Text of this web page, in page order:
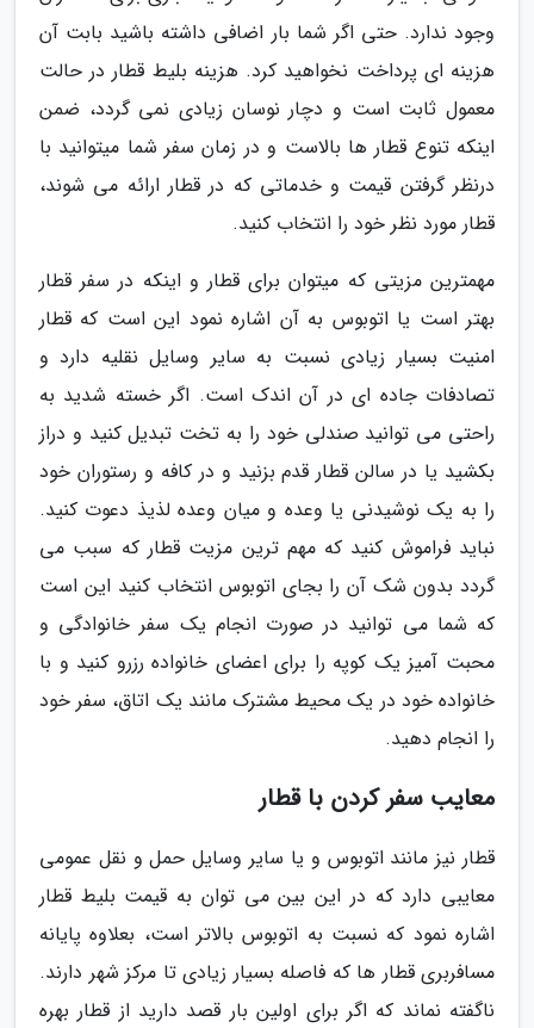
وجود ندارد. حتی اگر شما بار اضافی داشته باشید بابت آن
هزینه ای پرداخت نخواهید کرد. هزینه بلیط قطار در حالت
معمول ثابت است و دچار نوسان زیادی نمی گردد، ضمن
اینکه تنوع قطار ها بالاست و در زمان سفر شما میتوانید با
درنظر گرفتن قیمت و خدماتی که در قطار ارائه می شوند،
قطار مورد نظر خود را انتخاب کنید.
مهمترین مزیتی که میتوان برای قطار و اینکه در سفر قطار
بهتر است یا اتوبوس به آن اشاره نمود این است که قطار
امنیت بسیار زیادی نسبت به سایر وسایل نقلیه دارد و
تصادفات جاده ای در آن اندک است. اگر خسته شدید به
راحتی می توانید صندلی خود را به تخت تبدیل کنید و دراز
بکشید یا در سالن قطار قدم بزنید و در کافه و رستوران خود
را به یک نوشیدنی یا وعده و میان وعده لذیذ دعوت کنید.
نباید فراموش کنید که مهم ترین مزیت قطار که سبب می
گردد بدون شک آن را بجای اتوبوس انتخاب کنید این است
که شما می توانید در صورت انجام یک سفر خانوادگی و
محبت آمیز یک کوپه را برای اعضای خانواده رزرو کنید و با
خانواده خود در یک محیط مشترک مانند یک اتاق، سفر خود
را انجام دهید.
معایب سفر کردن با قطار
قطار نیز مانند اتوبوس و یا سایر وسایل حمل و نقل عمومی
معایبی دارد که در این بین می توان به قیمت بلیط قطار
اشاره نمود که نسبت به اتوبوس بالاتر است، بعلاوه پایانه
مسافربری قطار ها که فاصله بسیار زیادی تا مرکز شهر دارند.
ناگفته نماند که اگر برای اولین بار قصد دارید از قطار بهره